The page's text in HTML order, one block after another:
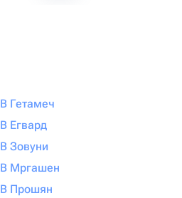
В Гетамеч
В Егвард
В Зовуни
В Мргашен
В Прошян